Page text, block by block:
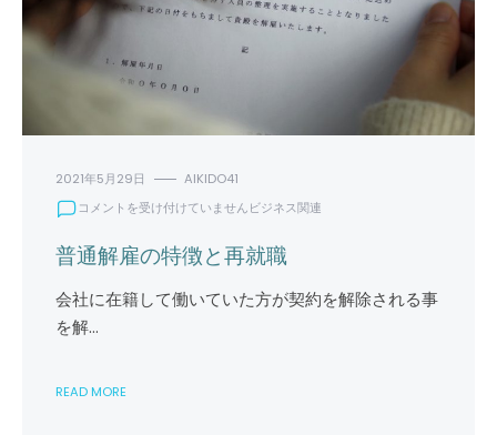
2021年5月29日
AIKIDO41
普
解
雇
の
特
徴
就
コメントを受け付けていませんビジネス関連
普通解雇の特徴と再就職
会社に在籍して働いていた方が契約を解除される事
を解…
READ MORE